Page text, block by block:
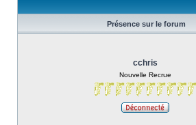
Présence sur le forum
cchris
Nouvelle Recrue